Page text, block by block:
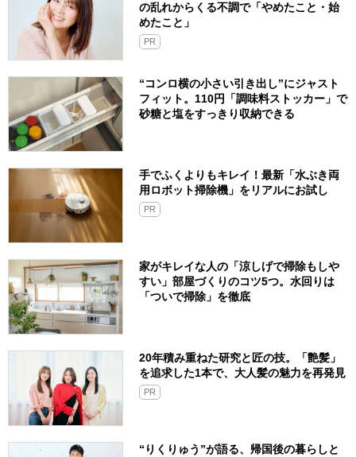
の乱れからくる不調で「やめたこと・始
めたこと」
PR
“コンロ横の小さい引き出し”にジャスト
フィット。110円「調味料ストッカー」で
砂糖と塩をすっきり収納できる
手でふくよりもキレイ！最新「水ぶき両
用ロボット掃除機」をリアルにお試し
PR
家がキレイな人の「涼しげで掃除もしや
すい」部屋づくりのコツ5つ。水回りは
「ついで掃除」を徹底
20年積み重ねた研究と匠の技。「艶髪」
を追求した1本で、大人髪の魅力を再発見
PR
“りくりゅう”が語る、帰国後の暮らしと